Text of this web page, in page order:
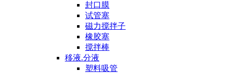
封口膜
试管塞
磁力搅拌子
橡胶塞
搅拌棒
移液.分液
塑料吸管